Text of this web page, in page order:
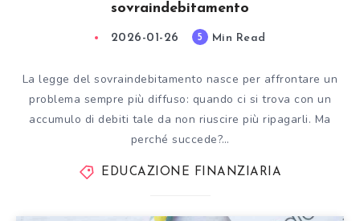
sovraindebitamento
2026-01-26 5 Min Read
La legge del sovraindebitamento nasce per affrontare un
problema sempre più diffuso: quando ci si trova con un
accumulo di debiti tale da non riuscire più ripagarli. Ma
perché succede?…
EDUCAZIONE FINANZIARIA